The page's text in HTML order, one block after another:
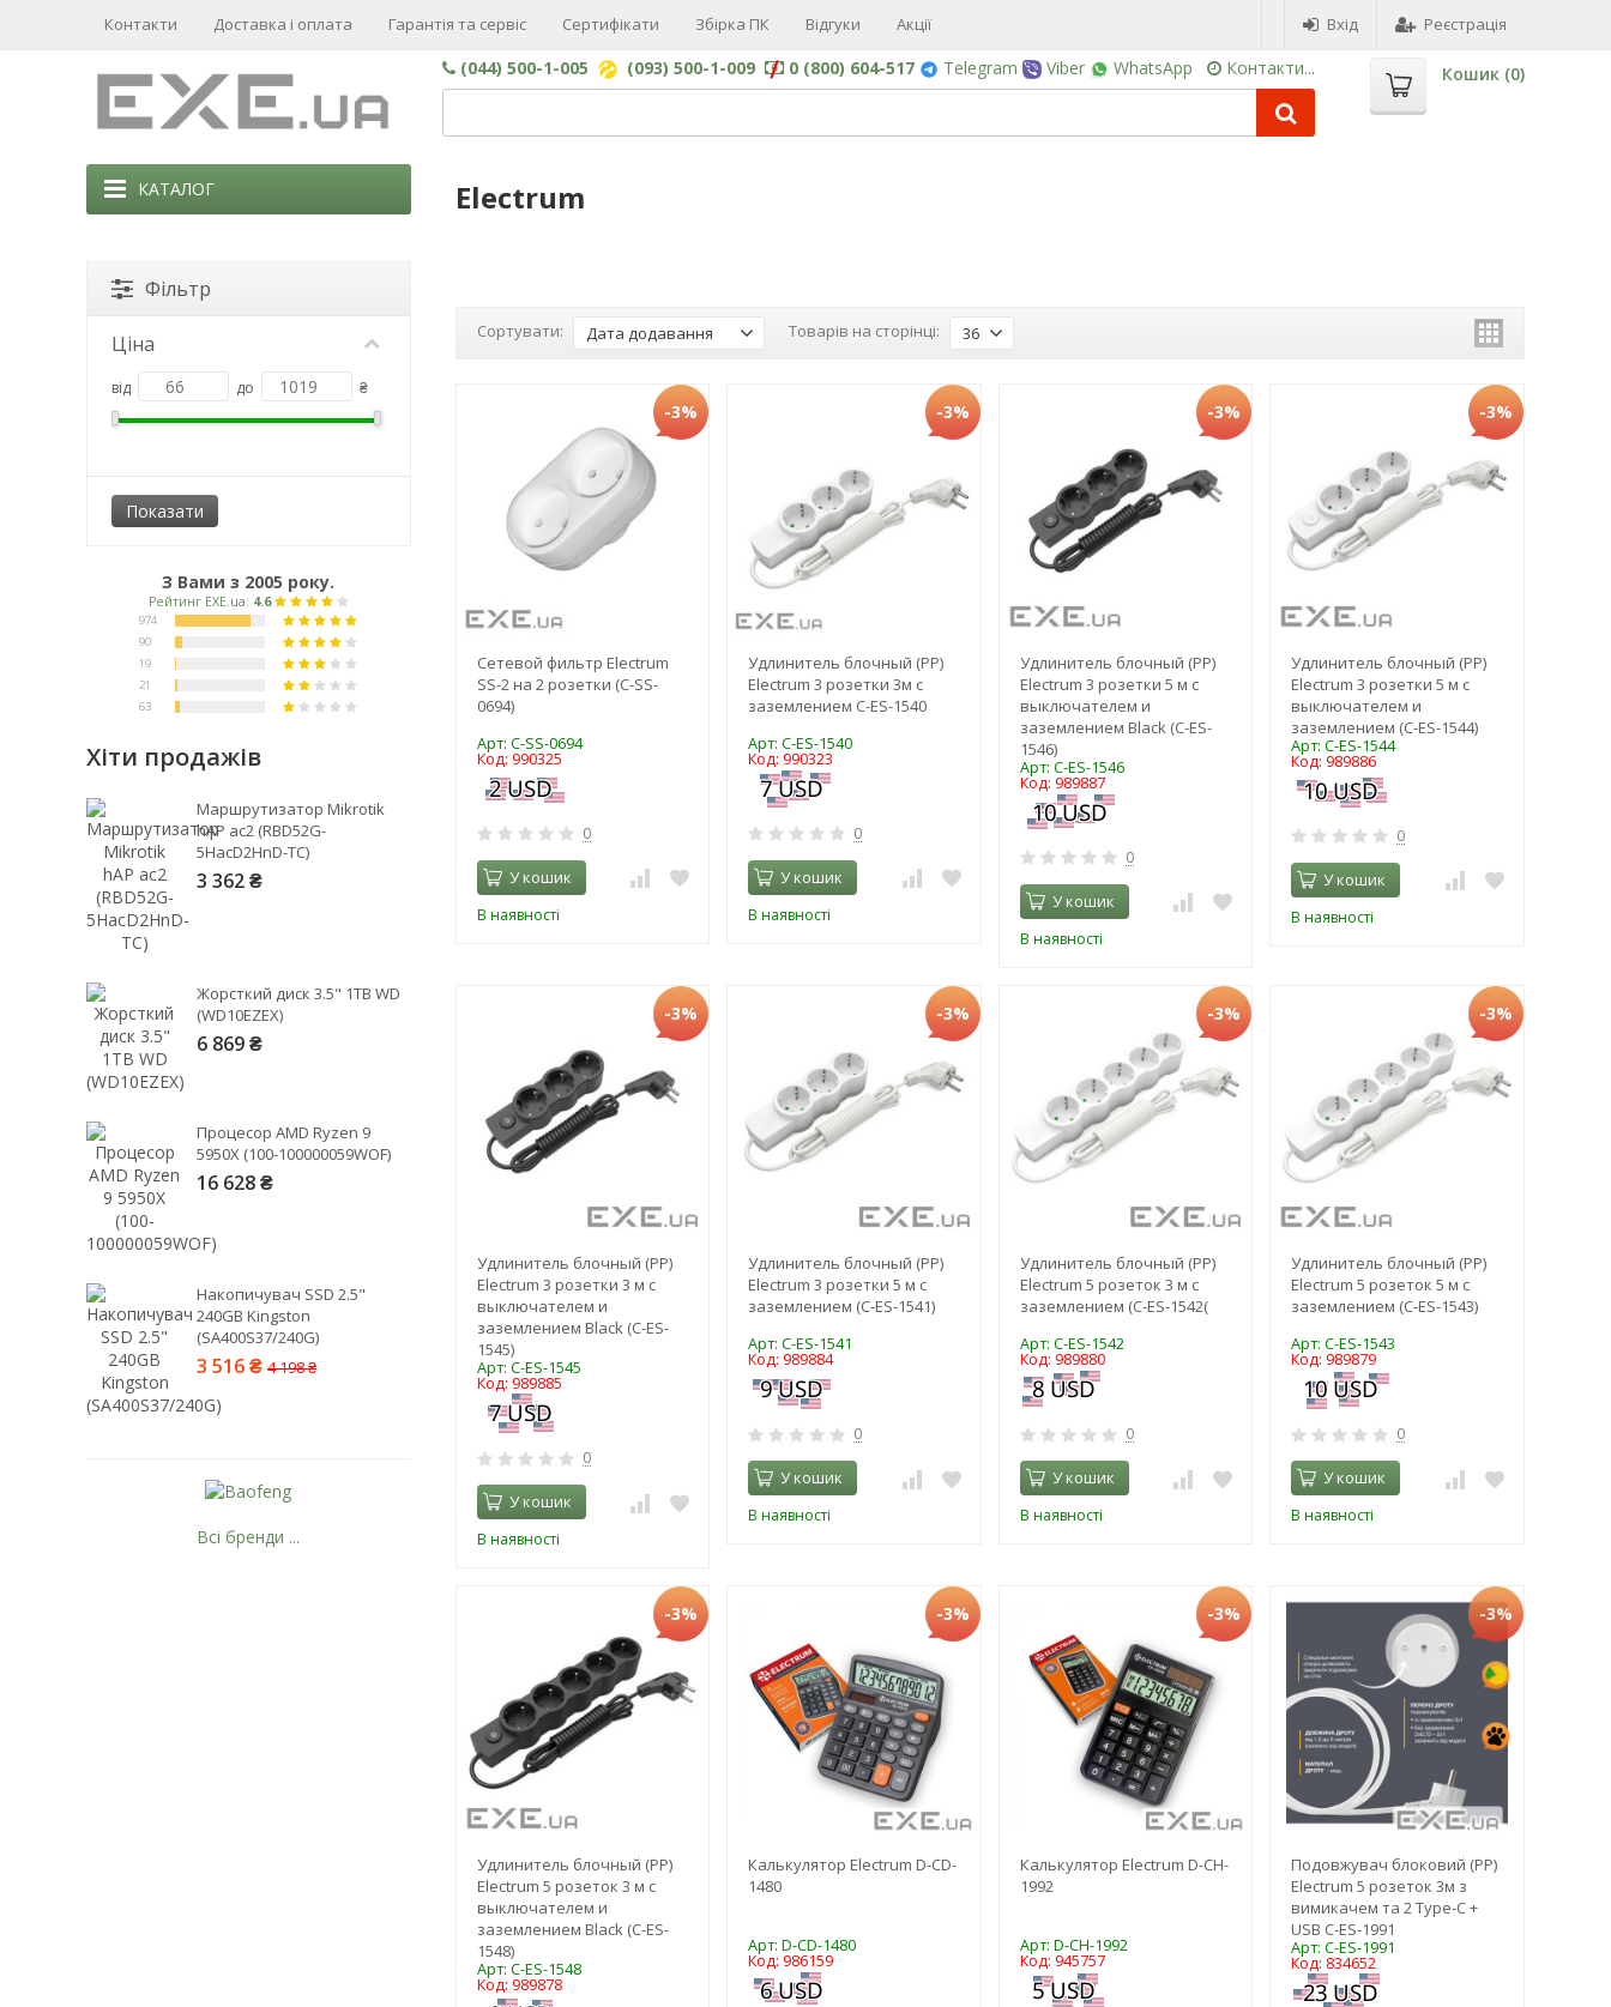
Контакти Доставка і оплата Гарантія та сервіс Сертифікати Збірка ПК Відгуки Акції Вхід Реєстрація
(044) 500-1-005 (093) 500-1-009 0 (800) 604-517 Telegram Viber WhatsApp Контакти... Кошик (0)
КАТАЛОГ Electrum
Сортувати: Дата додавання Товарів на сторінці: 36
-3%
Сетевой фильтр Electrum
SS-2 на 2 розетки (C-SS-
0694)
Арт: C-SS-0694
Код: 990325
0
У кошик
В наявності
-3%
Удлинитель блочный (PP)
Electrum 3 розетки 3м с
заземлением C-ES-1540
Арт: C-ES-1540
Код: 990323
0
У кошик
В наявності
-3%
Удлинитель блочный (PP)
Electrum 3 розетки 5 м с
выключателем и
заземлением Black (C-ES-
1546)
Арт: C-ES-1546
Код: 989887
0
У кошик
В наявності
-3%
Удлинитель блочный (PP)
Electrum 3 розетки 5 м с
выключателем и
заземлением (C-ES-1544)
Арт: C-ES-1544
Код: 989886
0
У кошик
В наявності
-3%
Удлинитель блочный (PP)
Electrum 3 розетки 3 м с
выключателем и
заземлением Black (C-ES-
1545)
Арт: C-ES-1545
Код: 989885
0
У кошик
В наявності
-3%
Удлинитель блочный (PP)
Electrum 3 розетки 5 м с
заземлением (C-ES-1541)
Арт: C-ES-1541
Код: 989884
0
У кошик
В наявності
-3%
Удлинитель блочный (PP)
Electrum 5 розеток 3 м с
заземлением (C-ES-1542(
Арт: C-ES-1542
Код: 989880
0
У кошик
В наявності
-3%
Удлинитель блочный (PP)
Electrum 5 розеток 5 м с
заземлением (C-ES-1543)
Арт: C-ES-1543
Код: 989879
0
У кошик
В наявності
-3%
Удлинитель блочный (PP)
Electrum 5 розеток 3 м с
выключателем и
заземлением Black (C-ES-
1548)
Арт: C-ES-1548
Код: 989878
-3%
Калькулятор Electrum D-CD-
1480
Арт: D-CD-1480
Код: 986159
-3%
Калькулятор Electrum D-CH-
1992
Арт: D-CH-1992
Код: 945757
-3%
Подовжувач блоковий (PP)
Electrum 5 розеток 3м з
вимикачем та 2 Type-C +
USB C-ES-1991
Арт: C-ES-1991
Код: 834652
Фільтр
Ціна
від до ₴
З Вами з 2005 року.
Рейтинг EXE.ua:4.6
974
90
19
Хіти продажів
Маршрутизатор Mikrotik
hAP ac2 (RBD52G-
5HacD2HnD-TC)
3 362 ₴
Жорсткий диск 3.5" 1TB WD
(WD10EZEX)
6 869 ₴
Процесор AMD Ryzen 9
5950X (100-100000059WOF)
16 628 ₴
Накопичувач SSD 2.5"
240GB Kingston
(SA400S37/240G)
3 516 ₴ 4 198 ₴
Всі бренди ...